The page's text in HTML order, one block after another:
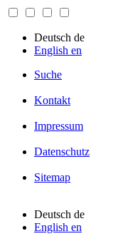
Deutsch de
English en
Suche
Kontakt
Impressum
Datenschutz
Sitemap
Deutsch de
English en